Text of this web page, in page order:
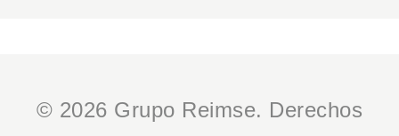
© 2026 Grupo Reimse. Derechos